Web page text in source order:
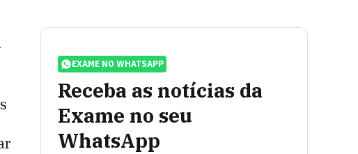
EXAME NO WHATSAPP
Receba as notícias da
Exame no seu
WhatsApp